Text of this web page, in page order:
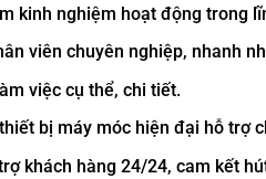
kinh nghiệm hoạt động trong
viên chuyên nghiệp, nhanh
việc cụ thể, chi tiết.
bị máy móc hiện đại hỗ trợ
khách hàng 24/24, cam kết